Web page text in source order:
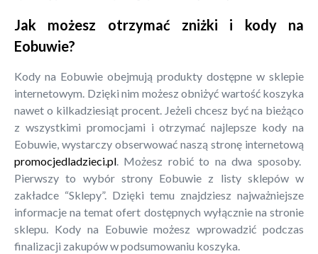
Jak możesz otrzymać zniżki i kody na
Eobuwie?
Kody na Eobuwie obejmują produkty dostępne w sklepie
internetowym. Dzięki nim możesz obniżyć wartość koszyka
nawet o kilkadziesiąt procent. Jeżeli chcesz być na bieżąco
z wszystkimi promocjami i otrzymać najlepsze kody na
Eobuwie, wystarczy obserwować naszą stronę internetową
promocjedladzieci.pl. Możesz robić to na dwa sposoby.
Pierwszy to wybór strony Eobuwie z listy sklepów w
zakładce “Sklepy”. Dzięki temu znajdziesz najważniejsze
informacje na temat ofert dostępnych wyłącznie na stronie
sklepu. Kody na Eobuwie możesz wprowadzić podczas
finalizacji zakupów w podsumowaniu koszyka.